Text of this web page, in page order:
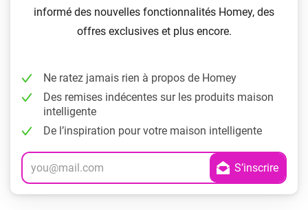
informé des nouvelles fonctionnalités Homey, des
offres exclusives et plus encore.
Ne ratez jamais rien à propos de Homey
Des remises indécentes sur les produits maison
intelligente
De l’inspiration pour votre maison intelligente